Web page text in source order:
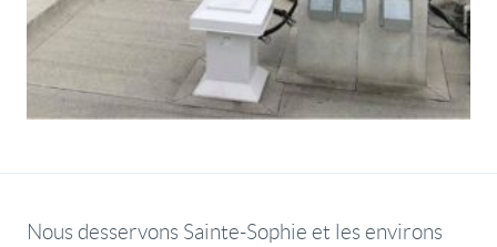
Nous desservons Sainte-Sophie et les environs